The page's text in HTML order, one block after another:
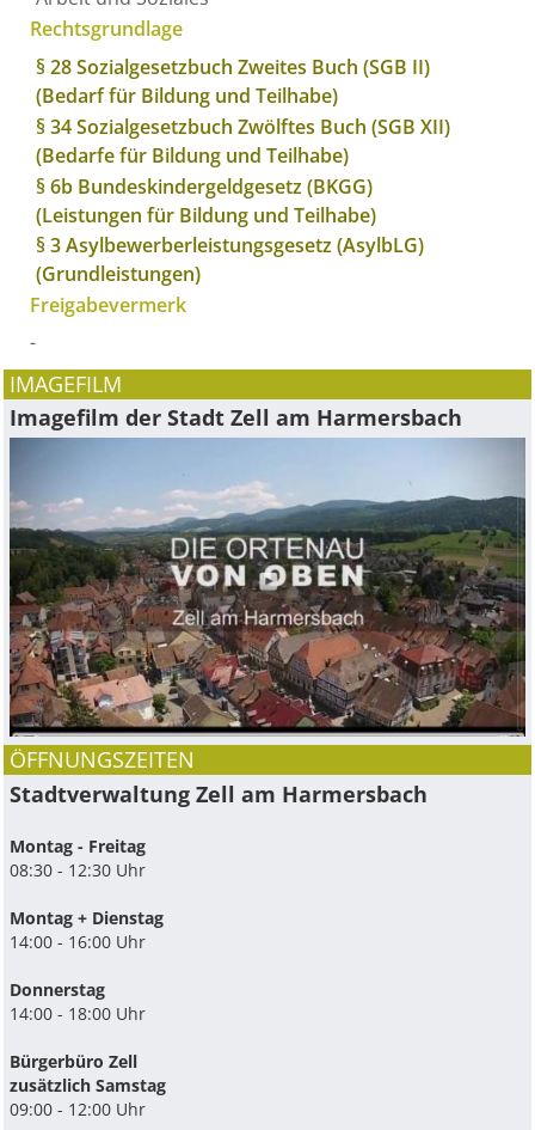
Rechtsgrundlage
§ 28 Sozialgesetzbuch Zweites Buch (SGB II)
(Bedarf für Bildung und Teilhabe)
§ 34 Sozialgesetzbuch Zwölftes Buch (SGB XII)
(Bedarfe für Bildung und Teilhabe)
§ 6b Bundeskindergeldgesetz (BKGG)
(Leistungen für Bildung und Teilhabe)
§ 3 Asylbewerberleistungsgesetz (AsylbLG)
(Grundleistungen)
Freigabevermerk
-
IMAGEFILM
Imagefilm der Stadt Zell am Harmersbach
ÖFFNUNGSZEITEN
Stadtverwaltung Zell am Harmersbach
Montag - Freitag
08:30 - 12:30 Uhr
Montag + Dienstag
14:00 - 16:00 Uhr
Donnerstag
14:00 - 18:00 Uhr
Bürgerbüro Zell
zusätzlich Samstag
09:00 - 12:00 Uhr